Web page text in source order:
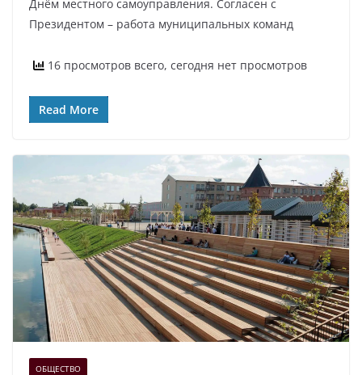
Днём местного самоуправления. Согласен с
Президентом – работа муниципальных команд
16 просмотров всего, сегодня нет просмотров
Read More
ОБЩЕСТВО